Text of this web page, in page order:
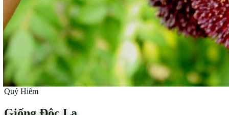
Đặc Sản